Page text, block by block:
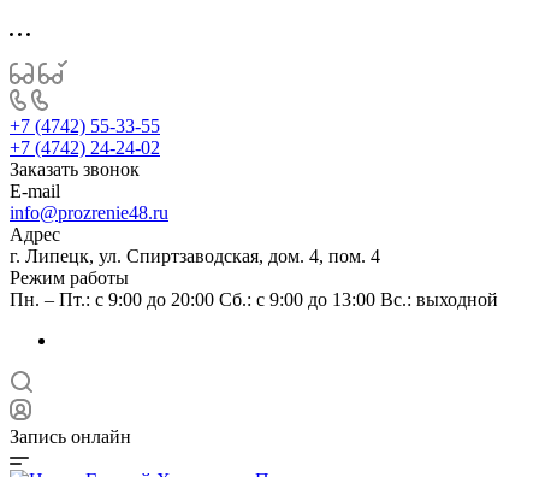
+7 (4742) 55-33-55
+7 (4742) 24-24-02
Заказать звонок
E-mail
info@prozrenie48.ru
Адрес
г. Липецк, ул. Спиртзаводская, дом. 4, пом. 4
Режим работы
Пн. – Пт.: с 9:00 до 20:00 Сб.: с 9:00 до 13:00 Вс.: выходной
Запись онлайн